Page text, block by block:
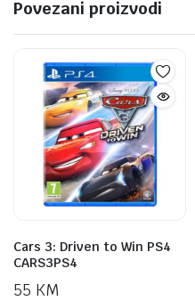
Povezani proizvodi
Cars 3: Driven to Win PS4
CARS3PS4
55 KM